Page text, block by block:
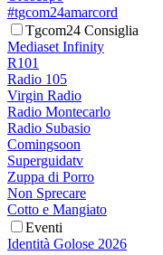
#tgcom24amarcord
Tgcom24 Consiglia
Mediaset Infinity
R101
Radio 105
Virgin Radio
Radio Montecarlo
Radio Subasio
Comingsoon
Superguidatv
Zuppa di Porro
Non Sprecare
Cotto e Mangiato
Eventi
Identità Golose 2026